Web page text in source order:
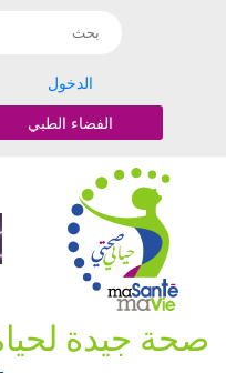
الدخول
الفضاء الطبي
صحة جيدة